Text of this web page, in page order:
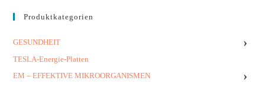
Produktkategorien
GESUNDHEIT ›
TESLA-Energie-Platten
EM – EFFEKTIVE MIKROORGANISMEN
›